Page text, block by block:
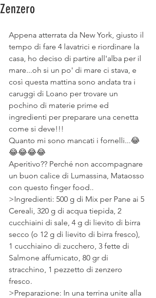
Zenzero
Appena atterrata da New York, giusto il
tempo di fare 4 lavatrici e riordinare la
casa, ho deciso di partire all'alba per il
mare...oh si un po' di mare ci stava, e
così questa mattina sono andata tra i
caruggi di Loano per trovare un
pochino di materie prime ed
ingredienti per preparare una cenetta
come si deve!!!
Quanto mi sono mancati i fornelli...😂
😂😂😂😂
Aperitivo?? Perché non accompagnare
un buon calice di Lumassina, Mataosso
con questo finger food..
>Ingredienti: 500 g di Mix per Pane ai 5
Cereali, 320 g di acqua tiepida, 2
cucchiaini di sale, 4 g di lievito di birra
secco (o 12 g di lievito di birra fresco),
1 cucchiaino di zucchero, 3 fette di
Salmone affumicato, 80 gr di
stracchino, 1 pezzetto di zenzero
fresco.
>Preparazione: In una terrina unite alla